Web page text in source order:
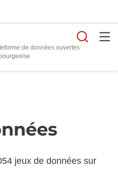
de données ouvertes
jeux de données sur